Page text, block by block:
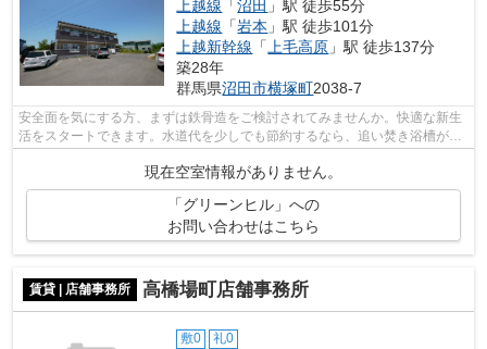
上越線 「沼田 」駅 徒歩55分
上越線 「岩本 」駅 徒歩101分
上越新幹線 「 上毛高原 」駅 徒歩137分
築28年
群馬県沼田市横塚町2038-7
安全面を気にする方、まずは鉄骨造をご検討されてみませんか。快適な新生
活をスタートできます。水道代を少しでも節約するなら、追い焚き浴槽がお
現在空室情報がありません。
「グリーンヒル」への
お問い合わせはこちら
賃貸 | 店舗事務所 高橋場町店舗事務所
敷0 礼0